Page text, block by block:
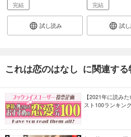
完結
試し読み
完結
試
これは恋のはなし に関連する
【2021年に読み
スト100ランキン